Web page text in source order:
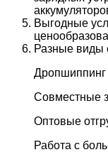
Выгодные
Разные виды
Дропшиппинг
Совместные
Оптовые
Работа с